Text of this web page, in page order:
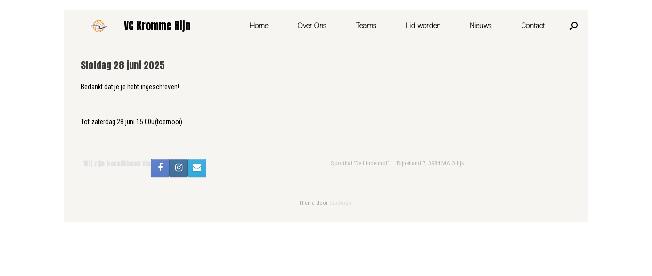
VC Kromme Rijn Home Over Ons Teams Lid worden Nieuws Contact
Slotdag 28 juni 2025
Bedankt dat je je hebt ingeschreven!
Tot zaterdag 28 juni 15:00u(toernooi)
Sporthal ‘De Lindenhof’ – Rijneiland 7, 3984 MA Odijk
Thema door SiteOrigin